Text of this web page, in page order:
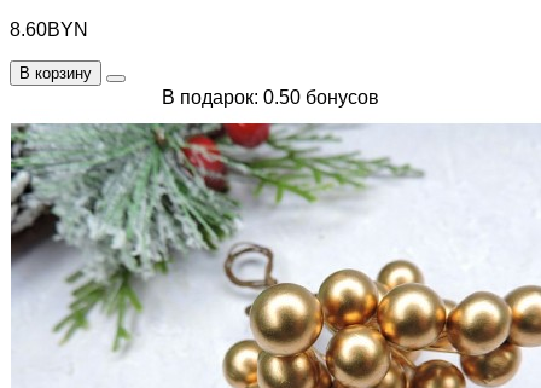
8.60BYN
В корзину
В подарок: 0.50 бонусов